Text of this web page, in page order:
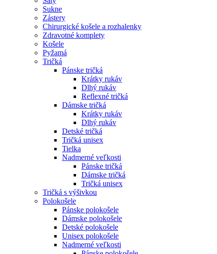
Sukne
Zástery
Chirurgické košele a rozhalenky
Zdravotné komplety
Košele
Pyžamá
Tričká
Pánske tričká
Krátky rukáv
Dlhý rukáv
Reflexné tričká
Dámske tričká
Krátky rukáv
Dlhý rukáv
Detské tričká
Tričká unisex
Tielka
Nadmerné veľkosti
Pánske tričká
Dámske tričká
Tričká unisex
Tričká s výšivkou
Polokošele
Pánske polokošele
Dámske polokošele
Detské polokošele
Unisex polokošele
Nadmerné veľkosti